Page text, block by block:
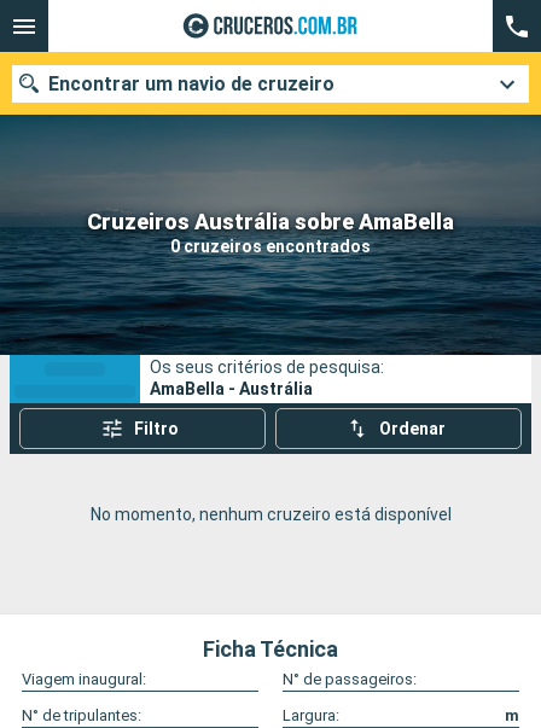
Cruzeiros Austrália sobre AmaBella
0 cruzeiros encontrados
Encontrar um navio de cruzeiro
Quando ir?
Data de partida
Cidades Companhias
Pesquisar
Os seus critérios de pesquisa:
AmaBella - Austrália
Filtro Ordenar
No momento, nenhum cruzeiro está disponível
Ficha Técnica
Viagem inaugural:
N° de passageiros:
N° de tripulantes:
Largura:
m